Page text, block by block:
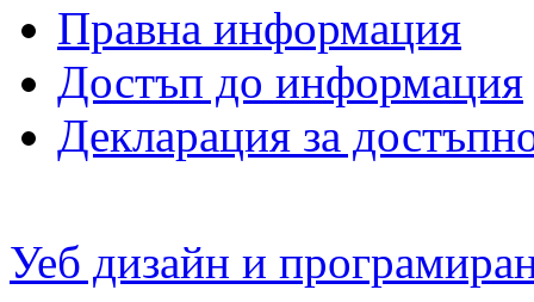
Правна информация
Достъп до информация
Декларация за
Уеб дизайн и